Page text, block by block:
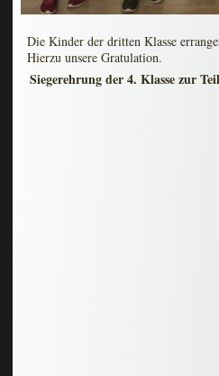
Die Kinder der dritten Klasse
Hierzu unsere Gratulation.
Siegerehrung der 4. Klasse zur